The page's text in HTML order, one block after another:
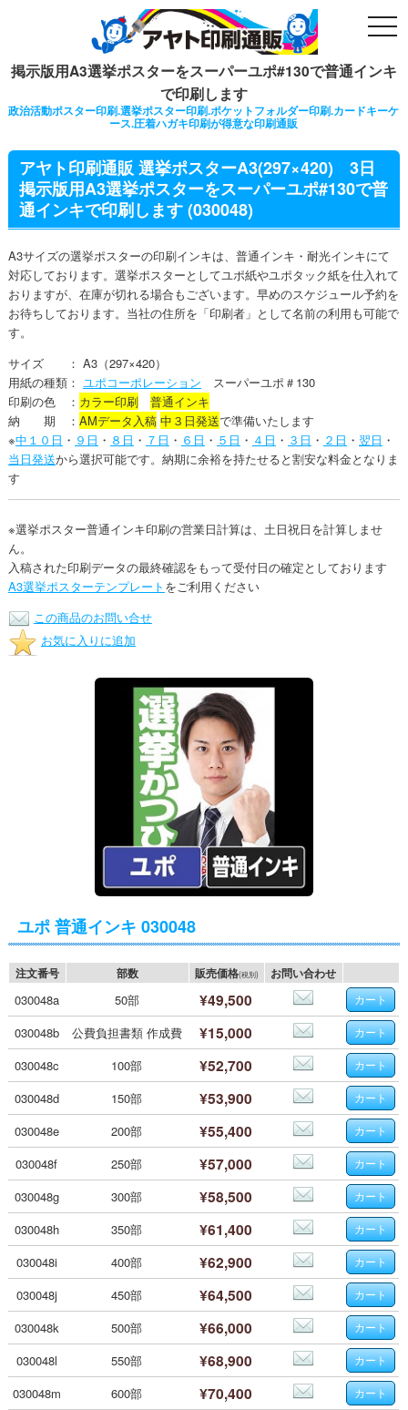
掲示版用A3選挙ポスターをスーパーユポ#130で普通インキ
で印刷します
政治活動ポスター印刷.選挙ポスター印刷.ポケットフォルダー印刷.カードキーケ
ース.圧着ハガキ印刷が得意な印刷通販
アヤト印刷通販 選挙ポスターA3(297×420) 3日
掲示版用A3選挙ポスターをスーパーユポ#130で普
通インキで印刷します (030048)
A3サイズの選挙ポスターの印刷インキは、普通インキ・耐光インキにて
対応しております。選挙ポスターとしてユポ紙やユポタック紙を仕入れて
おりますが、在庫が切れる場合もございます。早めのスケジュール予約を
お待ちしております。当社の住所を「印刷者」として名前の利用も可能で
す。
サイズ ： A3（297×420）
用紙の種類： ユポコーポレーション スーパーユポ＃130
印刷の色 ： カラー印刷
普通インキ
納 期 ： AMデータ入稿 中３日発送で準備いたします
※中１０日 ・ ９日 ・ ８日 ・ ７日 ・ ６日 ・ ５日 ・ ４日 ・ ３日 ・ ２日 ・ 翌日 ・
当日発送から選択可能です。納期に余裕を持たせると割安な料金となりま
す
※選挙ポスター普通インキ印刷の営業日計算は、土日祝日を計算しませ
ん。
入稿された印刷データの最終確認をもって受付日の確定としております
A3選挙ポスターテンプレート をご利用ください
この商品のお問い合せ
お気に入りに追加
ユポ 普通インキ 030048
注文番号 部数 販売価格(税別) お問い合わせ
030048a 50部 ¥49,500
030048b 公費負担書類 作成費 ¥15,000
030048c 100部 ¥52,700
030048d 150部 ¥53,900
030048e 200部 ¥55,400
030048f 250部 ¥57,000
030048g 300部 ¥58,500
030048h 350部 ¥61,400
030048i 400部 ¥62,900
030048j 450部 ¥64,500
030048k 500部 ¥66,000
030048l 550部 ¥68,900
030048m 600部 ¥70,400